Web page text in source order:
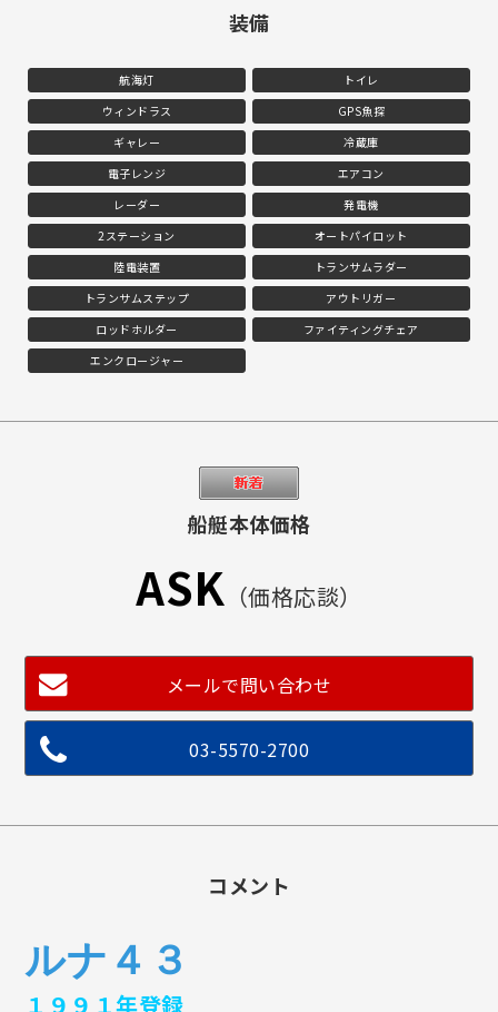
装備
航海灯
トイレ
ウィンドラス
GPS魚探
ギャレー
冷蔵庫
電子レンジ
エアコン
レーダー
発電機
2ステーション
オートパイロット
陸電装置
トランサムラダー
トランサムステップ
アウトリガー
ロッドホルダー
ファイティングチェア
エンクロージャー
船艇本体価格
ASK （価格応談）
メールで問い合わせ
03-5570-2700
コメント
ルナ４３
１９９１年登録